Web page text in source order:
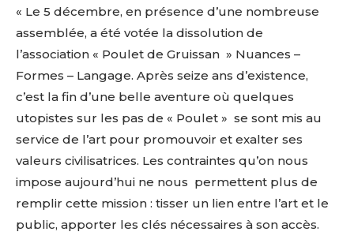
« Le 5 décembre, en présence d’une nombreuse
assemblée, a été votée la dissolution de
l’association « Poulet de Gruissan » Nuances –
Formes – Langage. Après seize ans d’existence,
c’est la fin d’une belle aventure où quelques
utopistes sur les pas de « Poulet » se sont mis au
service de l’art pour promouvoir et exalter ses
valeurs civilisatrices. Les contraintes qu’on nous
impose aujourd’hui ne nous permettent plus de
remplir cette mission : tisser un lien entre l’art et le
public, apporter les clés nécessaires à son accès.